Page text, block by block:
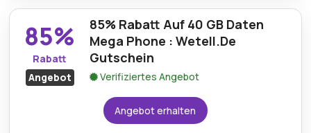
verfügbar, sodass Kunden Mobilfunkverträge, Geräte
und Datenpakete zu deutlich reduzierten Preisen
sichern können.
85%
Rabatt
Angebot
85% Rabatt Auf 40 GB Daten
Mega Phone : Wetell.De
Gutschein
Verifiziertes Angebot
Angebot erhalten